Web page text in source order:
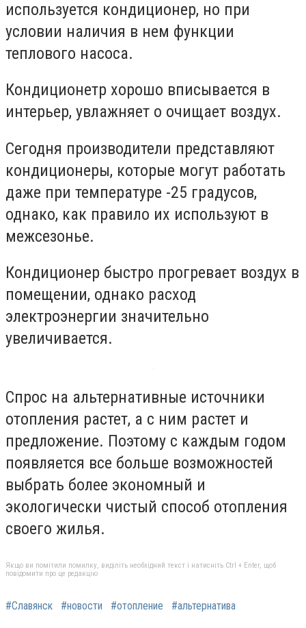
используется кондиционер, но при
условии наличия в нем функции
теплового насоса.
Кондиционетр хорошо вписывается в
интерьер, увлажняет о очищает воздух.
Сегодня производители представляют
кондиционеры, которые могут работать
даже при температуре -25 градусов,
однако, как правило их используют в
межсезонье.
Кондиционер быстро прогревает воздух в
помещении, однако расход
электроэнергии значительно
увеличивается.
Спрос на альтернативные источники
отопления растет, а с ним растет и
предложение. Поэтому с каждым годом
появляется все больше возможностей
выбрать более экономный и
экологически чистый способ отопления
своего жилья.
Якщо ви помітили помилку, виділіть необхідний текст і натисніть Ctrl + Enter, щоб
повідомити про це редакцію
#Славянск #новости #отопление #альтернатива